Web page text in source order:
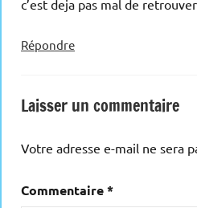
c’est deja pas mal de
Répondre
Laisser un commentaire
Votre adresse e-mail ne sera
Commentaire*